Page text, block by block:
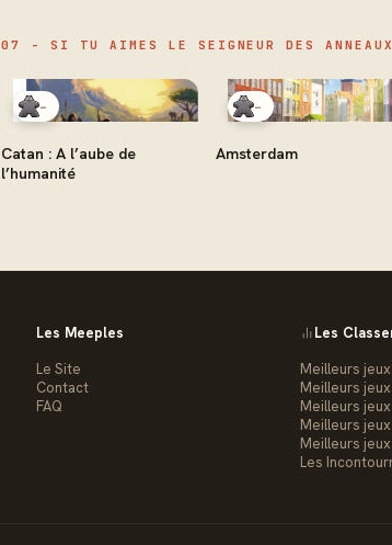
07 - SI TU AIMES LE SEIGNEUR DES
-
Catan : A l’aube de
l’humanité
-
Amsterdam
Les Meeples
Le Site
Contact
FAQ
Les
Meilleurs
Meilleurs
Meilleurs
Meilleurs
Meilleurs
Les